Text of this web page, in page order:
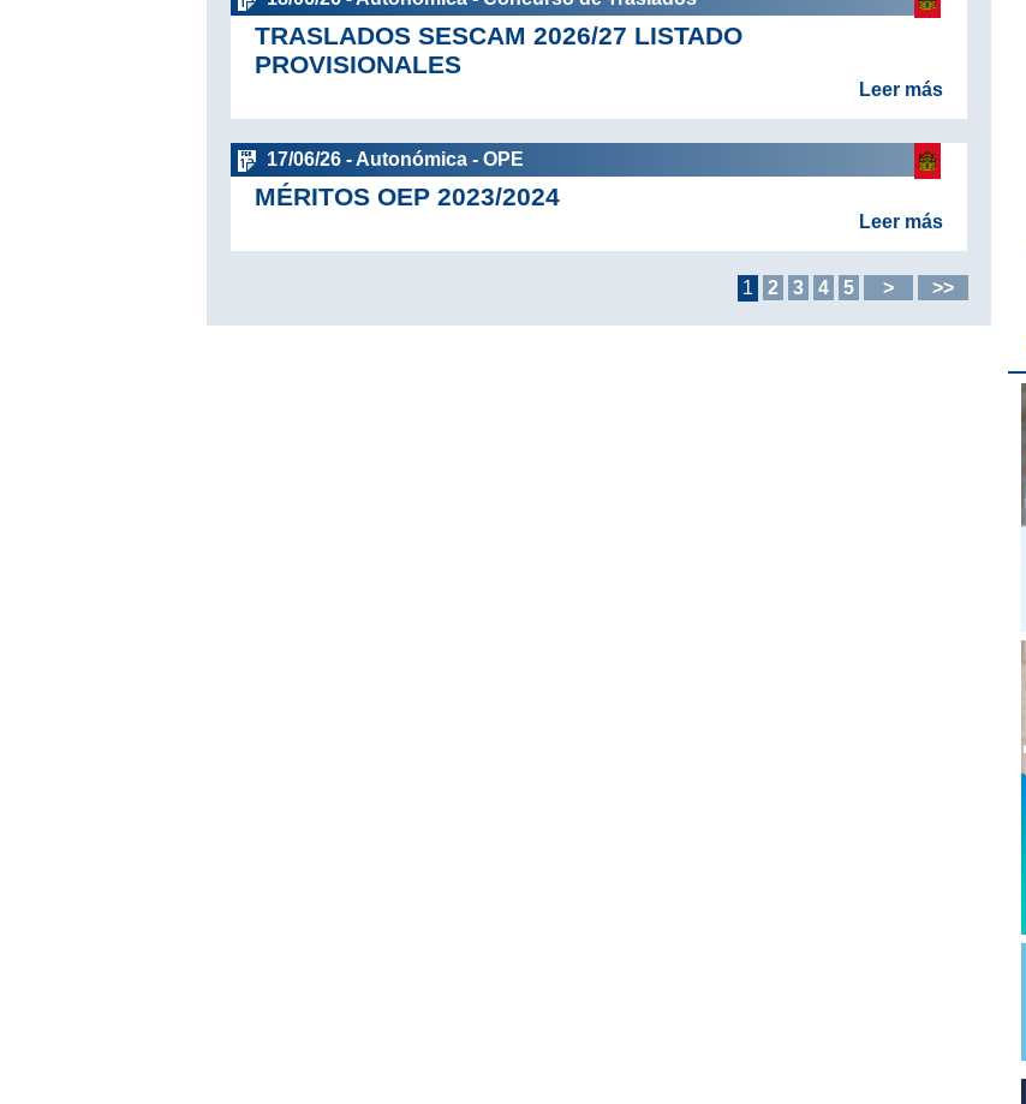
TRASLADOS SESCAM 2026/27 LISTADO
PROVISIONALES
Leer más
17/06/26 - Autonómica - OPE
MÉRITOS OEP 2023/2024
Leer más
1 2 3 4 5 > >>